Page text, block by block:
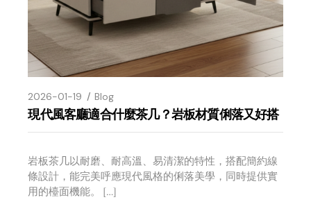
2026-01-19 Blog
現代風客廳適合什麼茶几？岩板材質俐落又好搭
岩板茶几以耐磨、耐高溫、易清潔的特性，搭配簡約線
條設計，能完美呼應現代風格的俐落美學，同時提供實
用的檯面機能。 […]